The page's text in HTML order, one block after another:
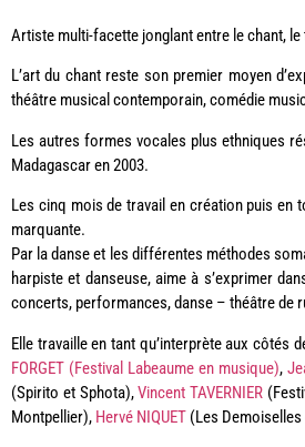
Artiste multi-facette jonglant entre le chant,
L’art du chant reste son premier moyen
théâtre musical contemporain, comédie
Les autres formes vocales plus ethniques
Madagascar en 2003.
Les cinq mois de travail en création puis en
marquante.
Par la danse et les différentes méthodes
harpiste et danseuse, aime à s’exprimer
concerts, performances, danse – théâtre de
Elle travaille en tant qu’interprète aux côtés
FORGET (Festival Labeaume en musique),
(Spirito et Sphota),Vincent TAVERNIER
Montpellier), Hervé NIQUET (Les Demoiselles